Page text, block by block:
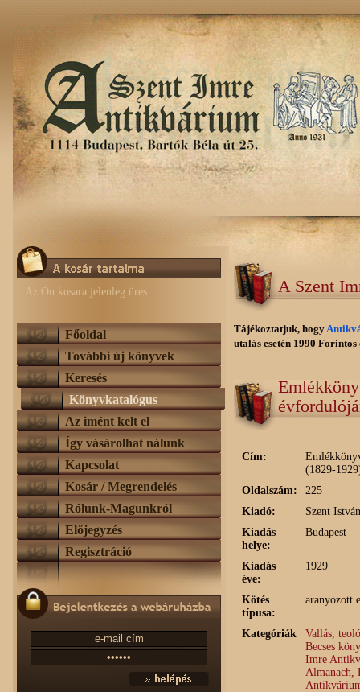
Az Ön kosara jelenleg üres.
Főoldal
További új könyvek
Keresés
Könyvkatalógus
Az imént kelt el
Így vásárolhat nálunk
Kapcsolat
Kosár / Megrendelés
Rólunk-Magunkról
Előjegyzés
Regisztráció
A Szent
Tájékoztatjuk, hogy
utalás esetén 1990
Cím:
(1829-
Oldalszám:
225
Kiadó:
Szent
Kiadás
helye:
Budapest
Kiadás
éve:
1929
Kötés
típusa:
aranyozott
Kategóriák
Vallás,
Becses
Imre
Almanach,